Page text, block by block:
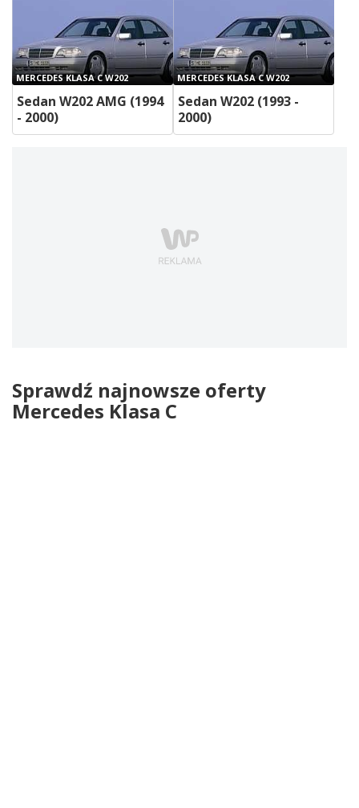
MERCEDES KLASA C W202
Sedan W202 AMG (1994
- 2000)
MERCEDES KLASA C W202
Sedan W202 (1993 -
2000)
Sprawdź najnowsze oferty
Mercedes Klasa C